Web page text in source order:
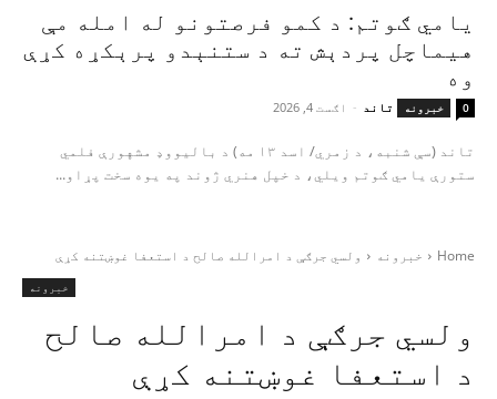
یامي ګوتم: د کمو فرصتونو له امله مې
هیماچل پردېش ته د ستنېدو پرېکړه کړې
وه
خبرونه تاند - اګست 4, 2026 0
تاند (سې شنبه، د زمري/ اسد ۱۳ مه) د بالیووډ مشهورې فلمي
ستورې یامي ګوتم ویلي، د خپل هنري ژوند په یوه سخت پړاو...